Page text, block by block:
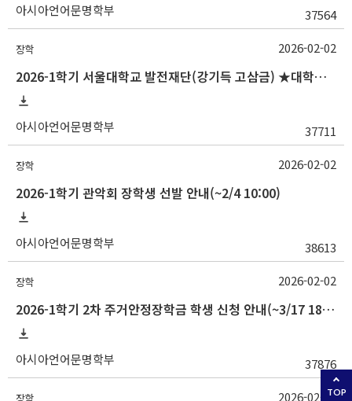
아시아언어문명학부 37564
장학
2026-1학기 서울대학교 발전재단(강기득 고삼금) ★대학원생★장학생 선발 안내(~2/5 10:00)
아시아언어문명학부 37711
2026-02-02
장학
2026-1학기 관악회 장학생 선발 안내(~2/4 10:00)
아시아언어문명학부 38613
2026-02-02
장학
2026-1학기 2차 주거안정장학금 학생 신청 안내(~3/17 18:00)
아시아언어문명학부 37876
2026-02-02
2026-02-02TOP